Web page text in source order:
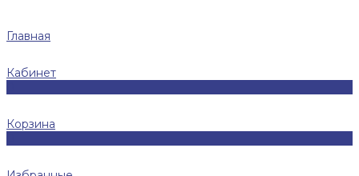
Главная
Кабинет
Корзина